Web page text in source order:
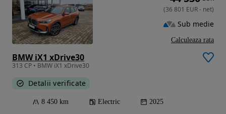
BMW iX1 xDrive30
313 CP • BMW iX1 xDrive30
Detalii verificate
8 450 km Electric 2025
(36 801 EUR- net)
Sub medie
Calculeaza rata